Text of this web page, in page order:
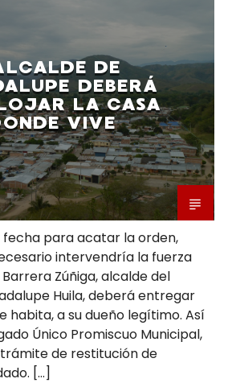
DE
DEBERÁ
LA CASA
VIVE
fecha para acatar la orden,
intervendría la fuerza
Zúñiga, alcalde del
Huila, deberá entregar
habita, a su dueño legítimo. Así
Único Promiscuo Municipal,
de restitución de
[…]